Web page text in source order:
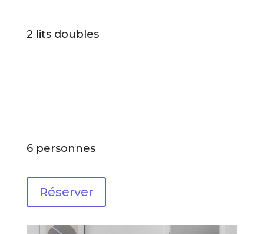
2 lits doubles
6 personnes
Réserver